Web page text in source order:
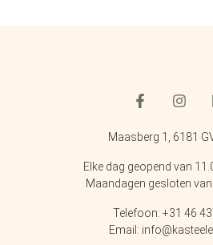
Maasberg 1, 6181
Elke dag geopend van
Maandagen gesloten
Telefoon: +31 46
Email: